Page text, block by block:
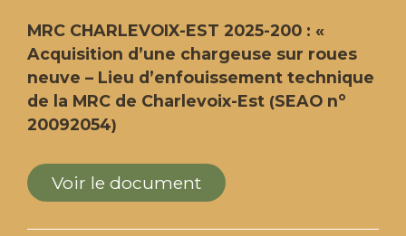
MRC CHARLEVOIX-EST 2025-200 : «
Acquisition d’une chargeuse sur roues
neuve – Lieu d’enfouissement technique
de la MRC de Charlevoix-Est (SEAO no
20092054)
Voir le document